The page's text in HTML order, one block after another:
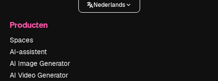
Nederlands
Producten
Spaces
AI-assistent
AI Image Generator
AI Video Generator